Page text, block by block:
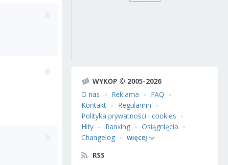
WYKOP © 2005-2026
O nas
Reklama
FAQ
Kontakt
Regulamin
Polityka prywatności i cookies
Hity
Ranking
Osiągnięcia
Changelog
więcej
RSS